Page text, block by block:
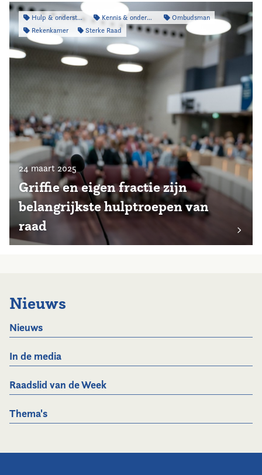
Hulp & ondersteuning Kennis & onderzoek
Ombudsman
Rekenkamer
Sterke Raad
24 maart 2025
Griffie en eigen fractie zijn
belangrijkste hulptroepen van
raad
Nieuws
Nieuws
In de media
Raadslid van de Week
Thema's